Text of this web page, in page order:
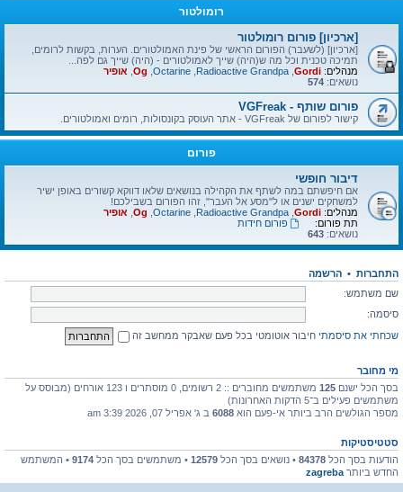
רומולטור
[ארכיון] פורום רומולטור
[ארכיון] (לשעבר) הפורום הראשי של פינת האמולטורים. הערות, בקשות לרומים,
תמיכה טכנית וכל מה ש(היה) שייך לאמולטורים - (היה) שייך גם לפה...
מנהלים: Gordi
Radioactive Grandpa
Octarine
Og אופיר
נושאים: 574
פורום שותף - VGFreak
קישור לפורום של VGFreak - אתר העוסק בקונסולות, רומים ואמולטורים.
פורום
דיבור חופשי
אם חיפשתם במה לשתף את הקהילה בנושאים שלאו דווקא קשורים באופן ישיר
למשחקים ישנים או ל"מסע אל העבר", זהו הפורום בשבילכם!
מנהלים: Gordi
Radioactive Grandpa
Octarine
Og אופיר
תת פורום:
פורום חידות
נושאים: 643
התחברות • הרשמה
שם משתמש:
סיסמה:
שכחתי את סיסמתי חיבור אוטומטי בכל פעם שאבקר ממחשב זה
מי מחובר
בסך הכל ישנם 125
משתמשים מחוברים :: 2 רשומים, 0 מוסתרים ו 123 אורחים (מבוסס על
משתמשים פעילים ב־5 הדקות האחרונות)
מספר הגולשים הרב ביותר אי-פעם הוא 6088 ב ג' אפריל 07, 2026 3:39 am
סטטיסטיקות
הודעות בסך הכל 84378 • נושאים בסך הכל 12579 • משתמשים בסך הכל 9174 • המשתמש
החדש ביותר zagreba